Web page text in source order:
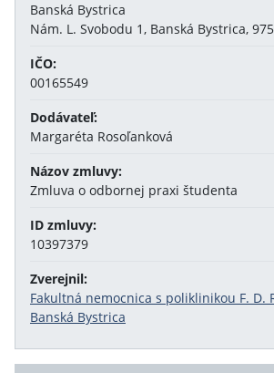
Banská Bystrica
Nám. L. Svobodu 1, Banská Bystrica,
IČO:
00165549
Dodávateľ:
Margaréta Rosoľanková
Názov zmluvy:
Zmluva o odbornej praxi študenta
ID zmluvy:
10397379
Zverejnil:
Fakultná nemocnica s poliklinikou F. D.
Banská Bystrica